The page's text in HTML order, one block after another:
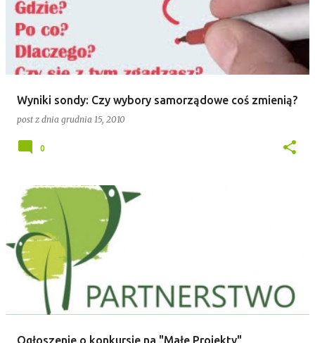
Wyniki sondy: Czy wybory samorządowe coś zmienią?
post z dnia grudnia 15, 2010
0
Ogłoszenie o konkursie na "Małe Projekty"